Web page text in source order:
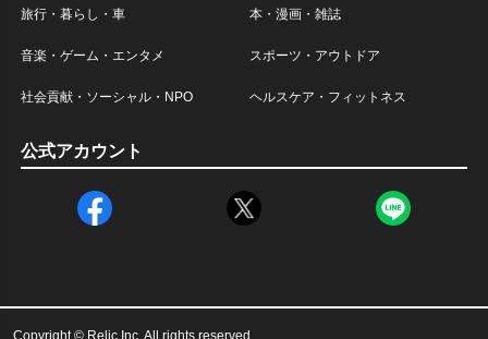
旅行・暮らし・車 本・漫画・雑誌
音楽・ゲーム・エンタメ スポーツ・アウトドア
社会貢献・ソーシャル・NPO ヘルスケア・フィットネス
公式アカウント
Copyright © Relic Inc. All rights reserved.